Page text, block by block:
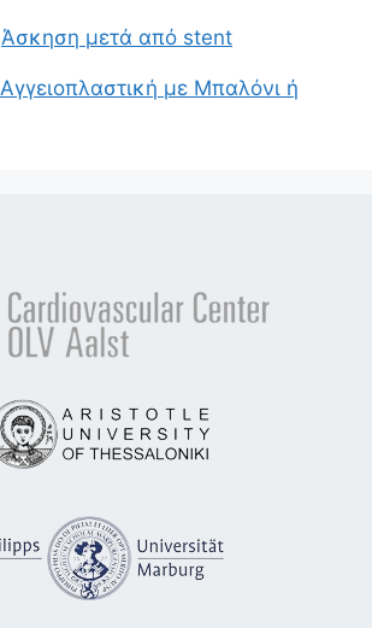
Άσκηση μετά από stent
Αγγειοπλαστική με Μπαλόνι ή